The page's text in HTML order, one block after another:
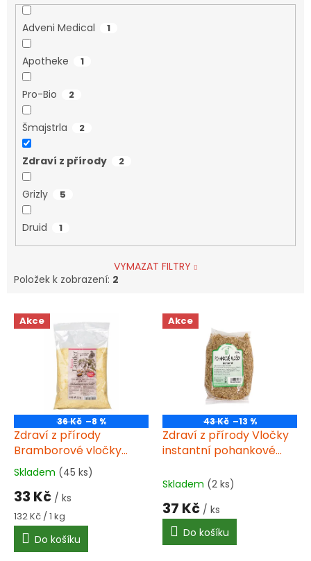
Adveni Medical 1
Apotheke 1
Pro-Bio 2
Šmajstrla 2
Zdraví z přírody 2
Grizly 5
Druid 1
VYMAZAT FILTRY
Položek k zobrazení: 2
V
o
d
Akce
36 Kč –8 %
Zdraví z přírody
Bramborové vločky
250g
Průměrné
hodnocení
produktu
je
3,6
5
Skladem (45 ks)
33 Kč / ks
Měrná
cena:
132 Kč / 1 kg
Do košíku
Akce
43 Kč –13 %
Zdraví z přírody Vločky
instantní pohankové
Skladem (2 ks)
37 Kč / ks
Do košíku